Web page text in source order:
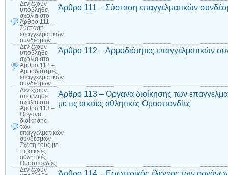
Δεν έχουν
υποβληθεί
σχόλια στο
Άρθρο 111 –
Σύσταση
επαγγελματικών
συνδέσμων
Άρθρο 111 – Σύσταση επαγγελματικών
Δεν έχουν
υποβληθεί
σχόλια στο
Άρθρο 112 –
Αρμοδιότητες
επαγγελματικών
συνδέσμων
Άρθρο 112 – Αρμοδιότητες επαγγελματικών
Δεν έχουν
υποβληθεί
σχόλια στο
Άρθρο 113 –
Όργανα
διοίκησης
των
επαγγελματικών
συνδέσμων –
Σχέση τους με
τις οικείες
αθλητικές
Ομοσπονδίες
Άρθρο 113 – Όργανα διοίκησης των
με τις οικείες αθλητικές Ομοσπονδίες
Δεν έχουν